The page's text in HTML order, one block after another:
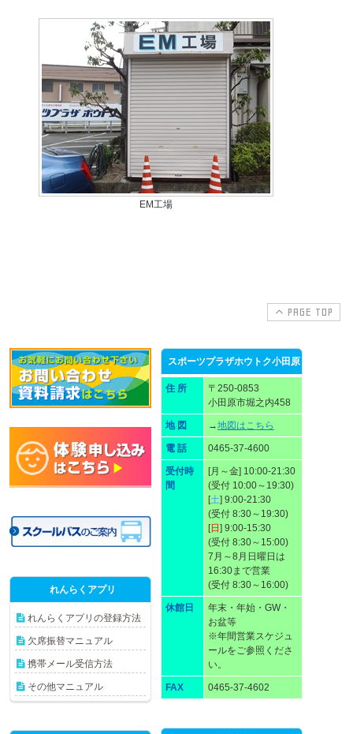
EM工場
PAGE TOP
スポーツプラザホウトク小田原
住 所
〒250-0853
小田原市堀之内458
地 図 →地図はこちら
電 話 0465-37-4600
受付時
間
[月～金] 10:00-21:30
(受付 10:00～19:30)
[土] 9:00-21:30
(受付 8:30～19:30)
[日] 9:00-15:30
(受付 8:30～15:00)
7月～8月日曜日は
16:30まで営業
(受付 8:30～16:00)
休館日
年末・年始・GW・
お盆等
※年間営業スケジュ
ールをご参照くださ
い。
FAX 0465-37-4602
れんらくアプリ
れんらくアプリの登録方法
欠席振替マニュアル
携帯メール受信方法
その他マニュアル